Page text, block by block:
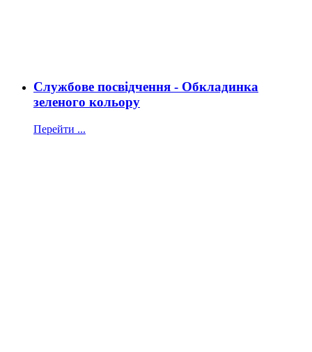
Службове посвідчення - Обкладинка
зеленого кольору
Перейти ...